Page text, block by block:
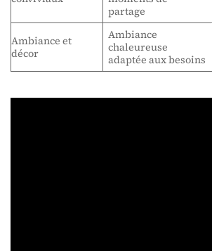
partage
Ambiance et
décor
Ambiance
chaleureuse
adaptée aux besoins